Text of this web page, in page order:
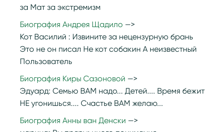
за Мат за экстремизм
Биография Андрея Щадило
Кот Василий : Извините за нецензурную брань
Это не он писал Не кот собакин А неизвестный
Пользователь
Биография Киры Сазоновой
Эдуард: Семью ВАМ надо... Детей.... Время бежит
НЕ угонишься.... Счастье ВАМ желаю...
Биография Анны ван Денски